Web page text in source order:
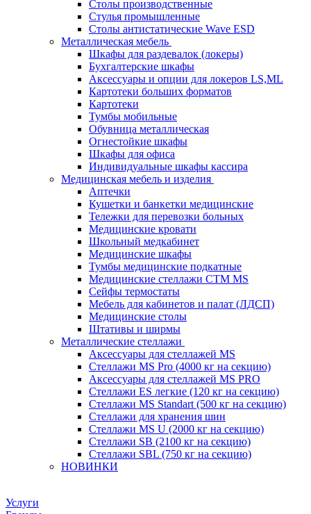
Столы производственные
Стулья промышленные
Столы антистатические Wave ESD
Металлическая мебель
Шкафы для раздевалок (локеры)
Бухгалтерские шкафы
Аксессуары и опции для локеров LS,ML
Картотеки больших форматов
Картотеки
Тумбы мобильные
Обувница металлическая
Огнестойкие шкафы
Шкафы для офиса
Индивидуальные шкафы кассира
Медицинская мебель и изделия
Аптечки
Кушетки и банкетки медицинские
Тележки для перевозки больных
Медицинские кровати
Школьный медкабинет
Медицинские шкафы
Тумбы медицинские подкатные
Медицинские стеллажи CTM MS
Сейфы термостаты
Мебель для кабинетов и палат (ЛДСП)
Медицинские столы
Штативы и ширмы
Металлические стеллажи
Аксессуары для стеллажей MS
Стеллажи MS Pro (4000 кг на секцию)
Аксессуары для стеллажей MS PRO
Стеллажи ES легкие (120 кг на секцию)
Стеллажи MS Standart (500 кг на секцию)
Стеллажи для хранения шин
Стеллажи MS U (2000 кг на секцию)
Стеллажи SB (2100 кг на секцию)
Стеллажи SBL (750 кг на секцию)
НОВИНКИ
Услуги